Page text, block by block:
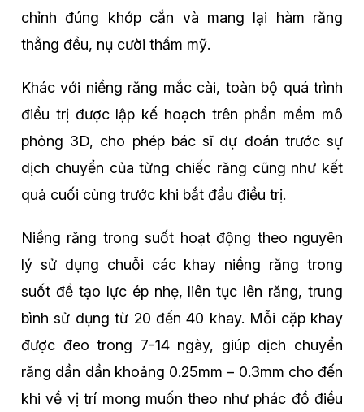
chỉnh đúng khớp cắn và mang lại hàm răng
thẳng đều, nụ cười thẩm mỹ.
Khác với niềng răng mắc cài, toàn bộ quá trình
điều trị được lập kế hoạch trên phần mềm mô
phỏng 3D, cho phép bác sĩ dự đoán trước sự
dịch chuyển của từng chiếc răng cũng như kết
quả cuối cùng trước khi bắt đầu điều trị.
Niềng răng trong suốt hoạt động theo nguyên
lý sử dụng chuỗi các khay niềng răng trong
suốt để tạo lực ép nhẹ, liên tục lên răng, trung
bình sử dụng từ 20 đến 40 khay. Mỗi cặp khay
được đeo trong 7-14 ngày, giúp dịch chuyển
răng dần dần khoảng 0.25mm – 0.3mm cho đến
khi về vị trí mong muốn theo như phác đồ điều